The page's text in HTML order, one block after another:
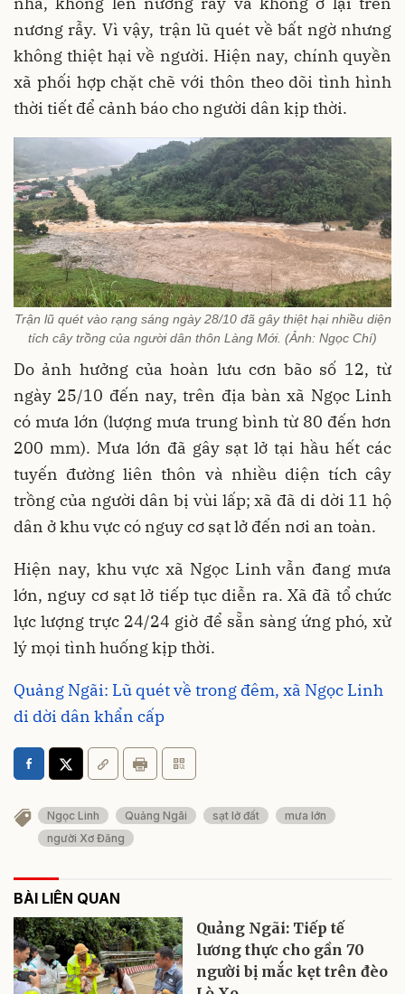
nương rẫy. Vì vậy, trận lũ quét về bất ngờ nhưng
không thiệt hại về người. Hiện nay, chính quyền
xã phối hợp chặt chẽ với thôn theo dõi tình hình
thời tiết để cảnh báo cho người dân kịp thời.
Trận lũ quét vào rạng sáng ngày 28/10 đã gây thiệt hại nhiều diện
tích cây trồng của người dân thôn Làng Mới. (Ảnh: Ngọc Chí)
Do ảnh hưởng của hoàn lưu cơn bão số 12, từ
ngày 25/10 đến nay, trên địa bàn xã Ngọc Linh
có mưa lớn (lượng mưa trung bình từ 80 đến hơn
200 mm). Mưa lớn đã gây sạt lở tại hầu hết các
tuyến đường liên thôn và nhiều diện tích cây
trồng của người dân bị vùi lấp; xã đã di dời 11 hộ
dân ở khu vực có nguy cơ sạt lở đến nơi an toàn.
Hiện nay, khu vực xã Ngọc Linh vẫn đang mưa
lớn, nguy cơ sạt lở tiếp tục diễn ra. Xã đã tổ chức
lực lượng trực 24/24 giờ để sẵn sàng ứng phó, xử
lý mọi tình huống kịp thời.
Quảng Ngãi: Lũ quét về trong đêm, xã Ngọc Linh
di dời dân khẩn cấp
Ngọc Linh Quảng Ngãi sạt lở đất
mưa lớn
người Xơ Đăng
BÀI LIÊN QUAN
Quảng Ngãi: Tiếp tế
lương thực cho gần 70
người bị mắc kẹt trên đèo